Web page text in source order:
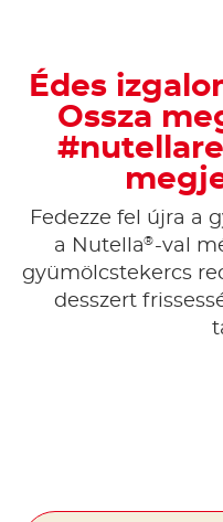
Édes
Ossza
Fedezze fel újra a
a Nutella®-val
gyümölcstekercs
desszert